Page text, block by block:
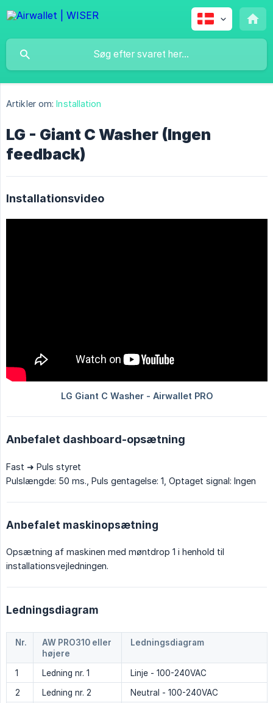
Artikler om: Installation
LG - Giant C Washer (Ingen
feedback)
Installationsvideo
Anbefalet dashboard-opsætning
Fast ➜ Puls styret
Pulslængde: 50 ms., Puls gentagelse: 1, Optaget signal: Ingen
Anbefalet maskinopsætning
Opsætning af maskinen med møntdrop 1 i henhold til
installationsvejledningen.
Ledningsdiagram
Nr.
AW PRO310 eller
højere
Ledningsdiagram
1 Ledning nr. 1
Linje - 100-240VAC
2
Ledning nr. 2
Neutral - 100-240VAC